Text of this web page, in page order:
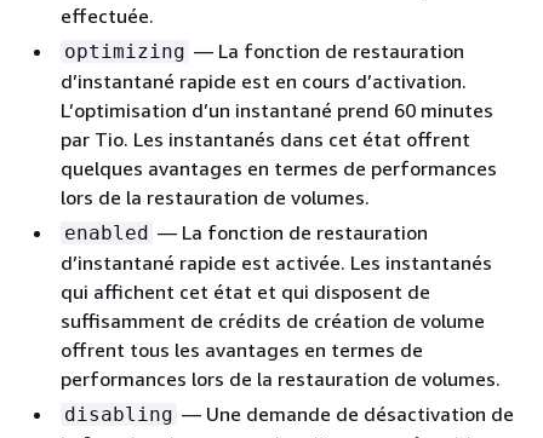
effectuée.
optimizing — La fonction de restauration
d’instantané rapide est en cours d’activation.
L’optimisation d’un instantané prend 60 minutes
par Tio. Les instantanés dans cet état offrent
quelques avantages en termes de performances
lors de la restauration de volumes.
enabled — La fonction de restauration
d’instantané rapide est activée. Les instantanés
qui affichent cet état et qui disposent de
suffisamment de crédits de création de volume
offrent tous les avantages en termes de
performances lors de la restauration de volumes.
disabling — Une demande de désactivation de